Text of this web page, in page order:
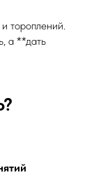
тороплений.
а **дать